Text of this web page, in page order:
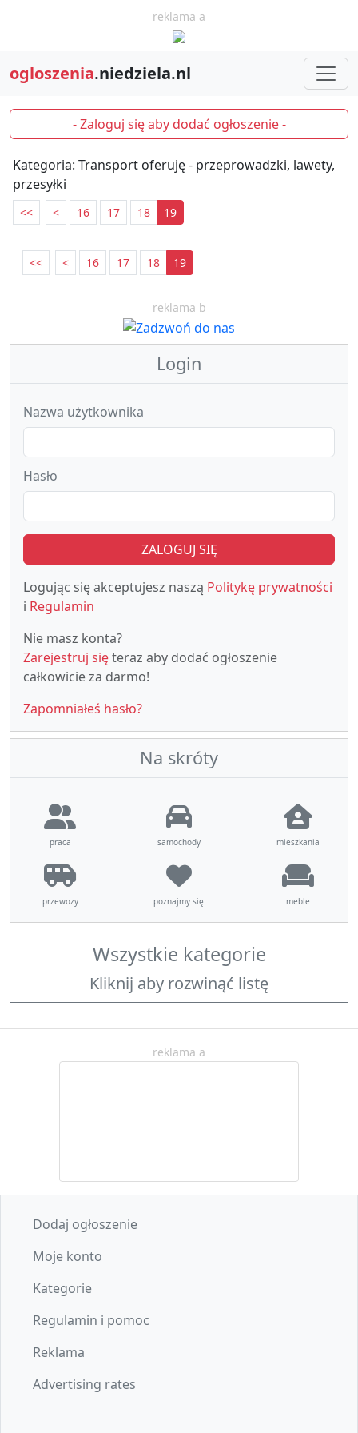
reklama a
ogloszenia.niedziela.nl
- Zaloguj się aby dodać ogłoszenie -
Kategoria: Transport oferuję - przeprowadzki, lawety,
przesyłki
<< < 16 17 18 19
<< < 16 17 18 19
reklama b
Login
Nazwa użytkownika
Hasło
ZALOGUJ SIĘ
Logując się akceptujesz naszą Politykę prywatności
i Regulamin
Nie masz konta?
Zarejestruj sięteraz aby dodać ogłoszenie
całkowicie za darmo!
Zapomniałeś hasło?
Na skróty
praca samochody mieszkania
przewozy poznajmy się meble
Wszystkie kategorie
Kliknij aby rozwinąć listę
reklama a
Dodaj ogłoszenie
Moje konto
Kategorie
Regulamin i pomoc
Reklama
Advertising rates